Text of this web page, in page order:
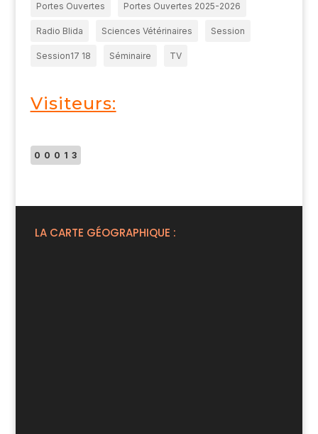
Portes Ouvertes Portes Ouvertes 2025-2026
Radio Blida Sciences Vétérinaires Session
Session17 18 Séminaire TV
Visiteurs:
00013
LA CARTE GÉOGRAPHIQUE :